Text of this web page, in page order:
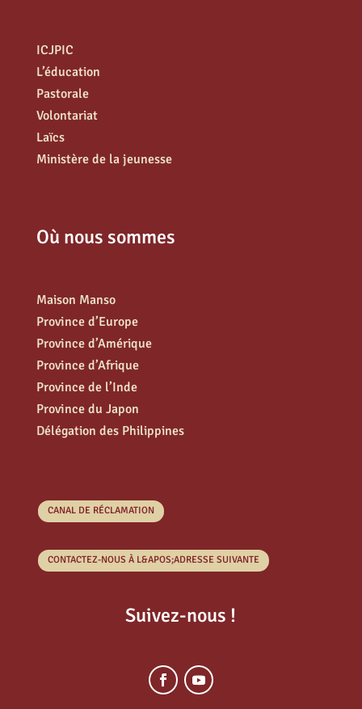
ICJPIC
L’éducation
Pastorale
Volontariat
Laïcs
Ministère de la jeunesse
Où nous sommes
Maison Manso
Province d’Europe
Province d’Amérique
Province d’Afrique
Province de l’Inde
Province du Japon
Délégation des Philippines
CANAL DE RÉCLAMATION
CONTACTEZ-NOUS À L&APOS;ADRESSE SUIVANTE
Suivez-nous !